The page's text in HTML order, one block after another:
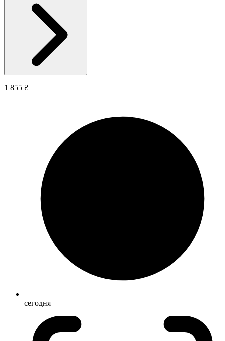
1 855 ₴
сегодня